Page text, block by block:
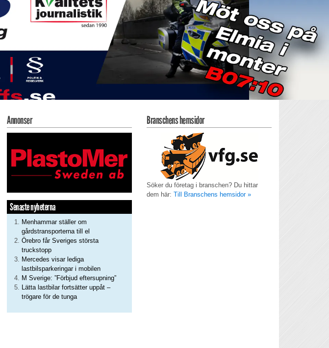
Annonser
Senaste nyheterna
Menhammar ställer om
gårdstransporterna till el
Örebro får Sveriges största
truckstopp
Mercedes visar lediga
lastbilsparkeringar i mobilen
M Sverige: ”Förbjud eftersupning”
Lätta lastbilar fortsätter uppåt –
trögare för de tunga
Branschens hemsidor
Söker du företag i branschen? Du hittar
dem här: Till Branschens hemsidor »